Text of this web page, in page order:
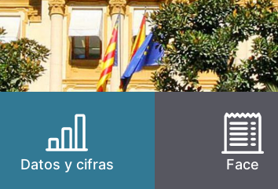
Datos y cifras Face